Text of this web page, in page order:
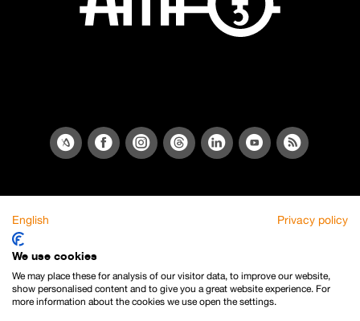
English Privacy policy
We use cookies
We may place these for analysis of our visitor data, to improve our website,
show personalised content and to give you a great website experience. For
more information about the cookies we use open the settings.